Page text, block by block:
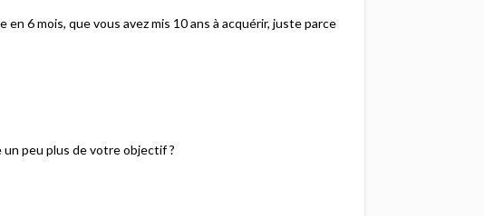
6 mois, que vous avez mis 10 ans à acquérir, juste parce
peu plus de votre objectif ?